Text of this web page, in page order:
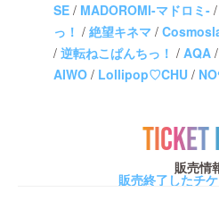
SE / MADOROMI-マドロミ- /
っ！ / 絶望キネマ /
/ 逆転ねこぱんちっ！ / AQA /
AIWO / Lollipop♡CHU /
TICKET
販売情
販売終了したチ